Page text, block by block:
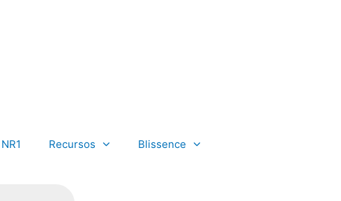
Recursos Blissence